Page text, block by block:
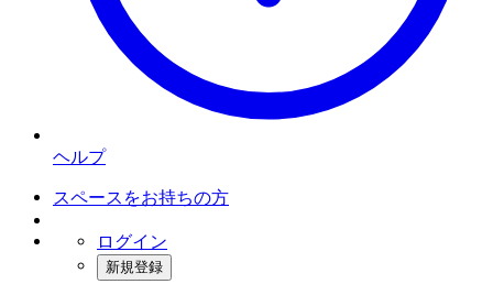
ヘルプ
スペースをお持ちの方
ログイン
新規登録